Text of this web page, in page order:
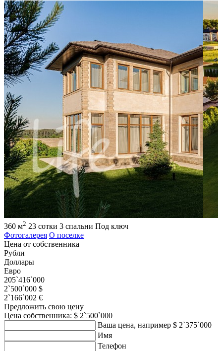
360 м2 23 сотки 3 спальни Под ключ
Фотогалерея О поселке
Цена от собственника
Рубли
Доллары
Евро
205`416`000
2`500`000 $
2`166`002 €
Предложить свою цену
Цена собственника: $ 2`500`000
Ваша цена, например $ 2`375`000
Имя
Телефон